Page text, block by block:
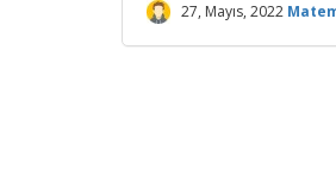
27, Mayıs, 2022